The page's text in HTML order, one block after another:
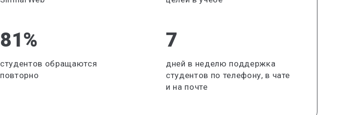
81%
студентов обращаются
повторно
7
дней в неделю поддержка
студентов по телефону, в чате
и на почте